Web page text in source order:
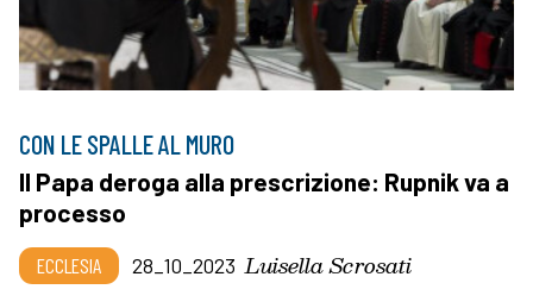
CON LE SPALLE AL MURO
Il Papa deroga alla prescrizione: Rupnik va a
processo
ECCLESIA 28_10_2023 Luisella Scrosati